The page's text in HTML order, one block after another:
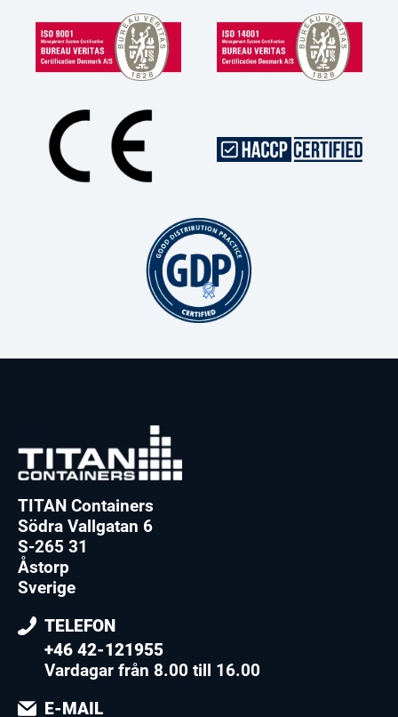
TITAN Containers
Södra Vallgatan 6
S-265 31
Åstorp
Sverige
TELEFON
+46 42-121955
Vardagar från 8.00 till 16.00
E-MAIL